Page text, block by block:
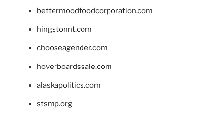
bettermoodfoodcorporation.com
hingstonnt.com
chooseagender.com
hoverboardssale.com
alaskapolitics.com
stsmp.org